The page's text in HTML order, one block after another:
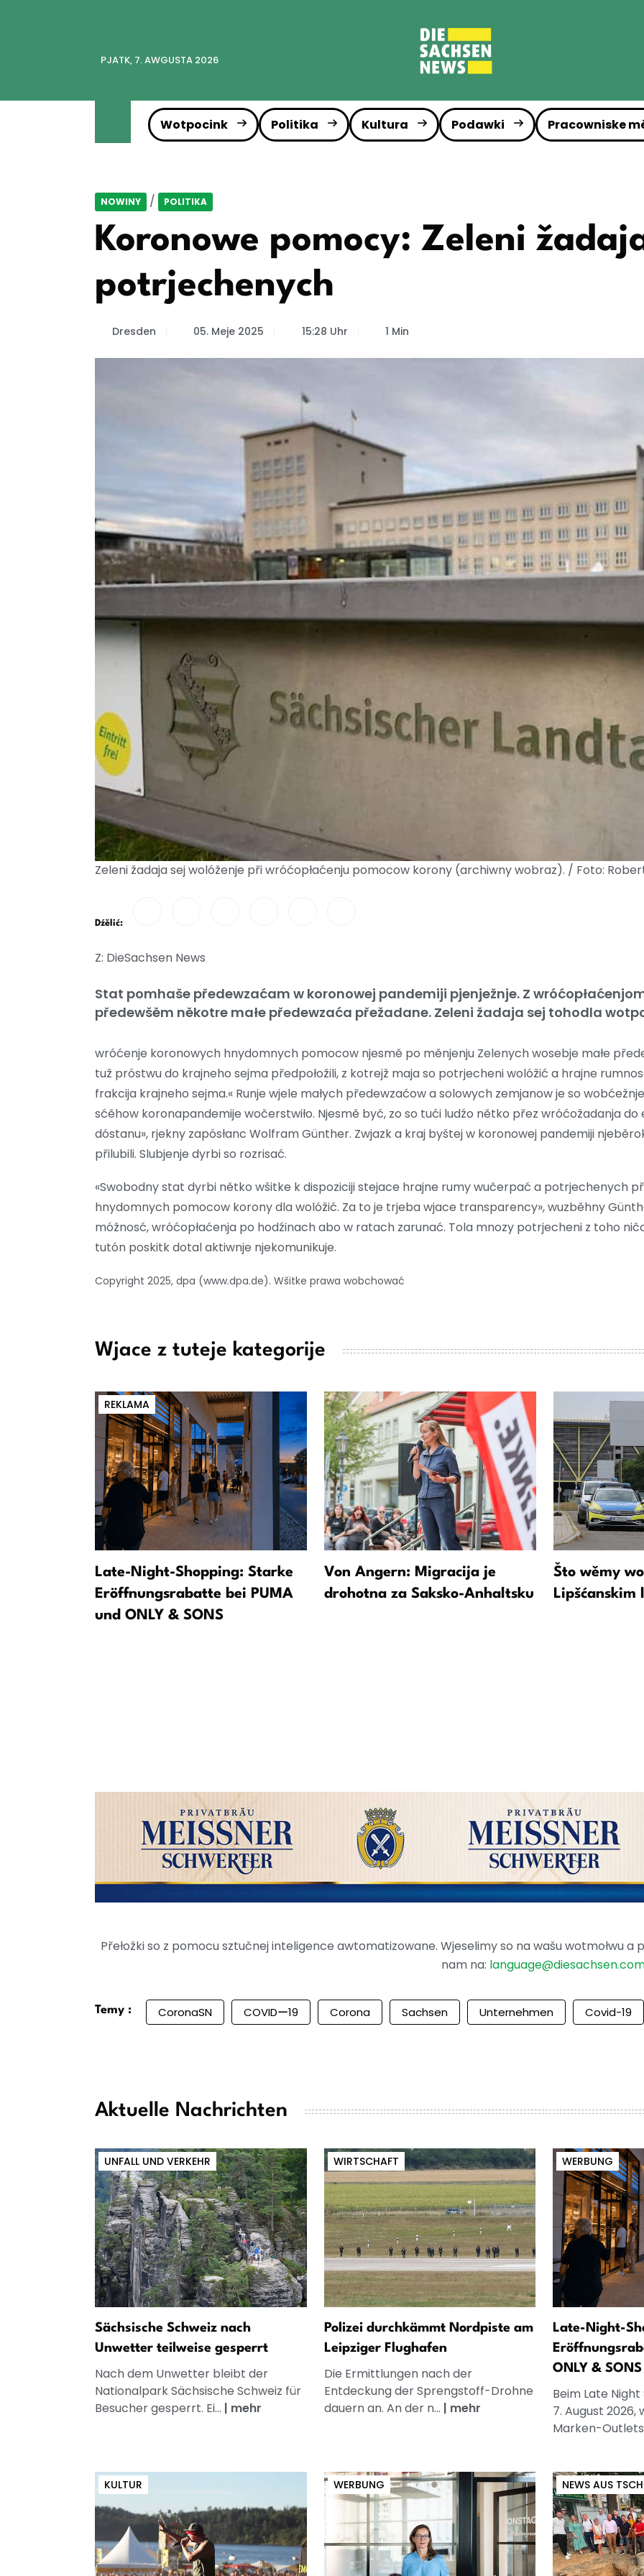
PJATK, 7. AWGUSTA 2026
Wotpocink Politika Kultura Podawki Pracowniske
NOWINY / POLITIKA
Koronowe pomocy: Zeleni
potrjechenych
Dresden 05. Meje 2025 15:28 Uhr 1 Min
Zeleni žadaja sej wolóženje při wróćopłaćenju pomocow korony (archiwny wobraz). / Foto:
Dźělić:
Z: DieSachsen News
Stat pomhaše předewzaćam w koronowej pandemiji pjenježnje. Z
předewšěm někotre małe předewzaća přežadane. Zeleni žadaja sej tohodla
wróćenje koronowych hnydomnych pomocow njesmě po měnjenju Zelenych wosebje małe
tuž próstwu do krajneho sejma předpołožili, z kotrejž maja so potrjecheni wolóžić a hrajne
frakcija krajneho sejma.« Runje wjele małych předewzaćow a solowych zemjanow je so
sćěhow koronapandemije wočerstwiło. Njesmě być, zo so tući ludźo nětko přez wróćožadanja do
dóstanu», rjekny zapósłanc Wolfram Günther. Zwjazk a kraj byštej w koronowej pandemiji
přilubili. Slubjenje dyrbi so rozrisać.
«Swobodny stat dyrbi nětko wšitke k dispoziciji stejace hrajne rumy wučerpać a potrjechenych
hnydomnych pomocow korony dla wolóžić. Za to je trjeba wjace transparency», wuzběhny
móžnosć, wróćopłaćenja po hodźinach abo w ratach zarunać. Tola mnozy potrjecheni z toho
tutón poskitk dotal aktiwnje njekomunikuje.
Copyright 2025, dpa (www.dpa.de). Wšitke prawa wobchować
Wjace z tuteje kategorije
REKLAMA
Late-Night-Shopping: Starke
Eröffnungsrabatte bei PUMA
und ONLY & SONS
Von Angern: Migracija je
drohotna za Saksko-Anhaltsku
Što wěmy
Lipšćanskim
Přełožki so z pomocu sztučnej inteligence awtomatizowane. Wjeselimy so na wašu wotmołwu a
nam na:
Temy : CoronaSN COVIDー19 Corona Sachsen Unternehmen Covid-19
Aktuelle Nachrichten
UNFALL UND VERKEHR
Sächsische Schweiz nach
Unwetter teilweise gesperrt
Nach dem Unwetter bleibt der
Nationalpark Sächsische Schweiz für
Besucher gesperrt. Ei... | mehr
WIRTSCHAFT
Polizei durchkämmt Nordpiste am
Leipziger Flughafen
Die Ermittlungen nach der
Entdeckung der Sprengstoff-Drohne
dauern an. An der n... | mehr
WERBUNG
Late-Night-
ONLY & SONS
Beim Late
7. August 2026,
Marken-
KULTUR WERBUNG NEWS AUS